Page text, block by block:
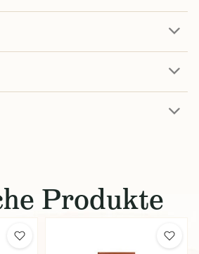
Produkte